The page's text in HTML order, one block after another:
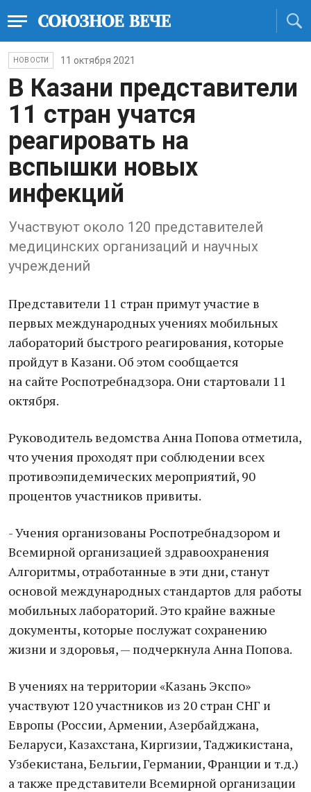
НОВОСТИ 11 октября 2021
В Казани представители
11 стран учатся
реагировать на
вспышки новых
инфекций
Участвуют около 120 представителей
медицинских организаций и научных
учреждений
Представители 11 стран примут участие в
первых международных учениях мобильных
лабораторий быстрого реагирования, которые
пройдут в Казани. Об этом сообщается
на сайте Роспотребнадзора. Они стартовали 11
октября.
Руководитель ведомства Анна Попова отметила,
что учения проходят при соблюдении всех
противоэпидемических мероприятий, 90
процентов участников привиты.
- Учения организованы Роспотребнадзором и
Всемирной организацией здравоохранения
Алгоритмы, отработанные в эти дни, станут
основой международных стандартов для работы
мобильных лабораторий. Это крайне важные
документы, которые послужат сохранению
жизни и здоровья, — подчеркнула Анна Попова.
В учениях на территории «Казань Экспо»
участвуют 120 участников из 20 стран СНГ и
Европы (России, Армении, Азербайджана,
Беларуси, Казахстана, Киргизии, Таджикистана,
Узбекистана, Бельгии, Германии, Франции и т.д.)
а также представители Всемирной организации